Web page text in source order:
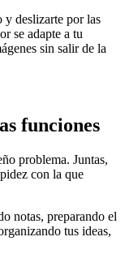
y deslizarte por las
se adapte a tu
sin salir de la
funciones
problema. Juntas,
con la que
notas, preparando el
tus ideas,